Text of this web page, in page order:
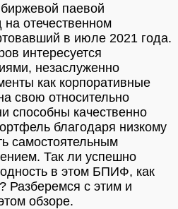
паевой
отечественном
в июле 2021 года.
интересуется
незаслуженно
как корпоративные
свою относительно
способны качественно
благодаря низкому
самостоятельным
Так ли успешно
в этом БПИФ, как
Разберемся с этим и
обзоре.